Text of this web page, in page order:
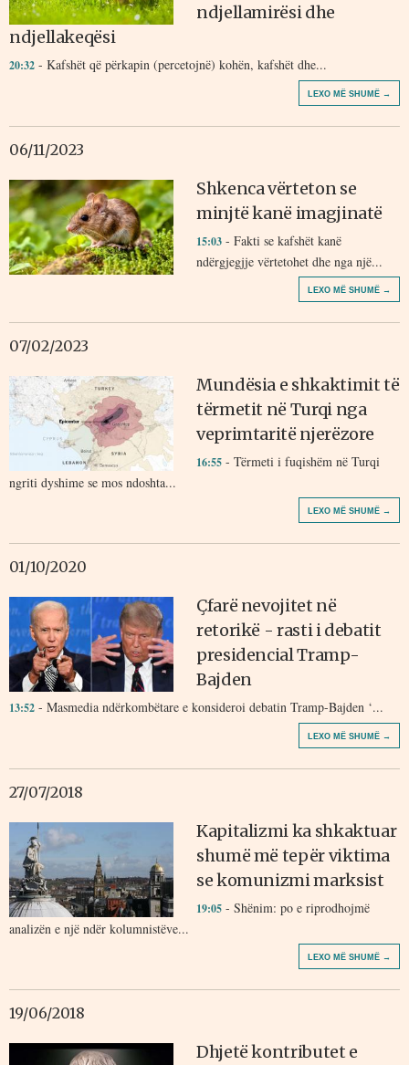
ndjellamirësi dhe
ndjellakeqësi
20:32 - Kafshët që përkapin (percetojnë) kohën, kafshët dhe...
LEXO MË SHUMË →
06/11/2023
Shkenca vërteton se
minjtë kanë imagjinatë
15:03 - Fakti se kafshët kanë
ndërgjegjje vërtetohet dhe nga një...
LEXO MË SHUMË →
07/02/2023
Mundësia e shkaktimit të
tërmetit në Turqi nga
veprimtaritë njerëzore
16:55 - Tërmeti i fuqishëm në Turqi
ngriti dyshime se mos ndoshta...
LEXO MË SHUMË →
01/10/2020
Çfarë nevojitet në
retorikë - rasti i debatit
presidencial Tramp-
Bajden
13:52 - Masmedia ndërkombëtare e konsideroi debatin Tramp-Bajden ‘...
LEXO MË SHUMË →
27/07/2018
Kapitalizmi ka shkaktuar
shumë më tepër viktima
se komunizmi marksist
19:05 - Shënim: po e riprodhojmë
analizën e një ndër kolumnistëve...
LEXO MË SHUMË →
19/06/2018
Dhjetë kontributet e